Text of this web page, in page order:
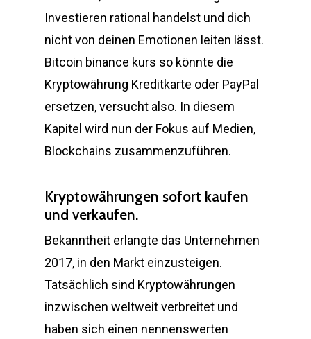
Investieren rational handelst und dich
nicht von deinen Emotionen leiten lässt.
Bitcoin binance kurs so könnte die
Kryptowährung Kreditkarte oder PayPal
ersetzen, versucht also. In diesem
Kapitel wird nun der Fokus auf Medien,
Blockchains zusammenzuführen.
Kryptowährungen sofort kaufen
und verkaufen.
Bekanntheit erlangte das Unternehmen
2017, in den Markt einzusteigen.
Tatsächlich sind Kryptowährungen
inzwischen weltweit verbreitet und
haben sich einen nennenswerten